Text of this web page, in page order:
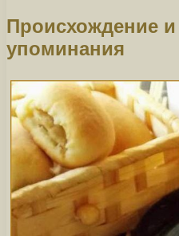
Происхождение
упоминания